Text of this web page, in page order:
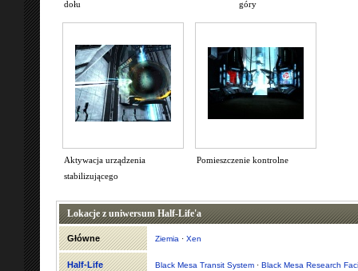
dołu góry
Aktywacja urządzenia
stabilizującego
Pomieszczenie kontrolne
Lokacje z uniwersum Half-Life'a
Główne Ziemia · Xen
Half-Life Black Mesa Transit System · Black Mesa Research